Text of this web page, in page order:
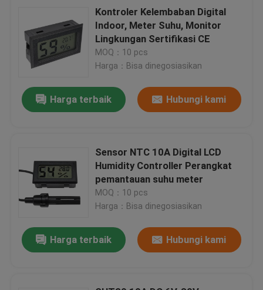
Kontroler Kelembaban Digital
Indoor, Meter Suhu, Monitor
Lingkungan Sertifikasi CE
MOQ：10 pcs
Harga：Bisa dinegosiasikan
Harga terbaik Hubungi kami
Sensor NTC 10A Digital LCD
Humidity Controller Perangkat
pemantauan suhu meter
MOQ：10 pcs
Harga：Bisa dinegosiasikan
Harga terbaik Hubungi kami